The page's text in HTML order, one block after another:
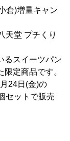
倉)増量キャン
天堂 プチくり
るスイーツパン
定商品です。
24日(金)の
セットで販売